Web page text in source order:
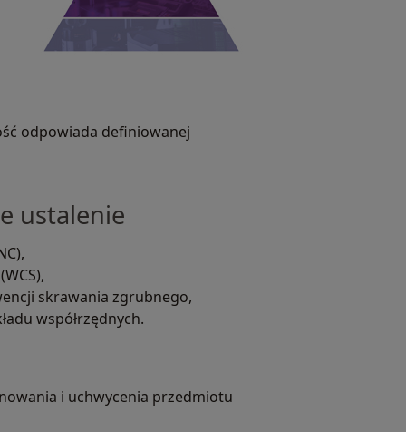
odpowiada definiowanej
ustalenie
skrawania zgrubnego,
współrzędnych.
i uchwycenia przedmiotu